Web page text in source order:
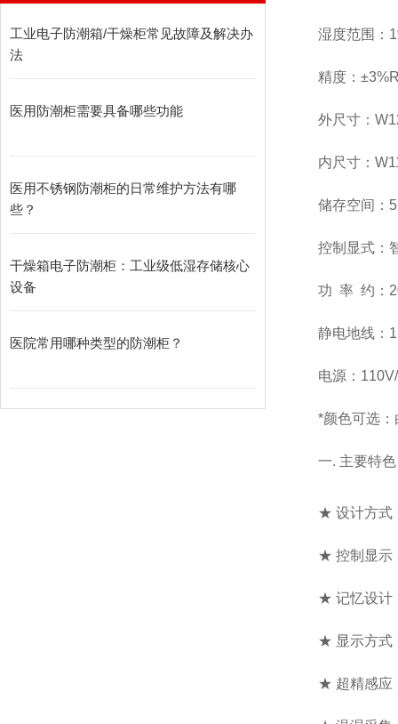
工业电子防潮箱/干燥柜常见故障及解决办
法
医用防潮柜需要具备哪些功能
医用不锈钢防潮柜的日常维护方法有哪
些？
干燥箱电子防潮柜：工业级低湿存储核心
设备
医院常用哪种类型的防潮柜？
湿度范围：
精度：
外尺寸：
内尺寸： W
储存空间：
控制显式：
功 率 约：
静电地线：
电源：
*颜色可选
一. 主要特
★ 设计方式
★ 控制显示
★ 记忆设计
★ 显示方式
★ 超精感应